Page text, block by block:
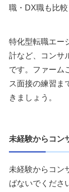
コンサル転職エ
2.ケース面接
3.信頼できる
4.転職エー
コンサル業界の
1.非公開求人
4.年収交渉や
職・DX職も比較
特化型転職エー
計など、コンサ
です。ファーム
ス面接の練習ま
きましょう。
未経験からコン
未経験からコン
ばないでくださ